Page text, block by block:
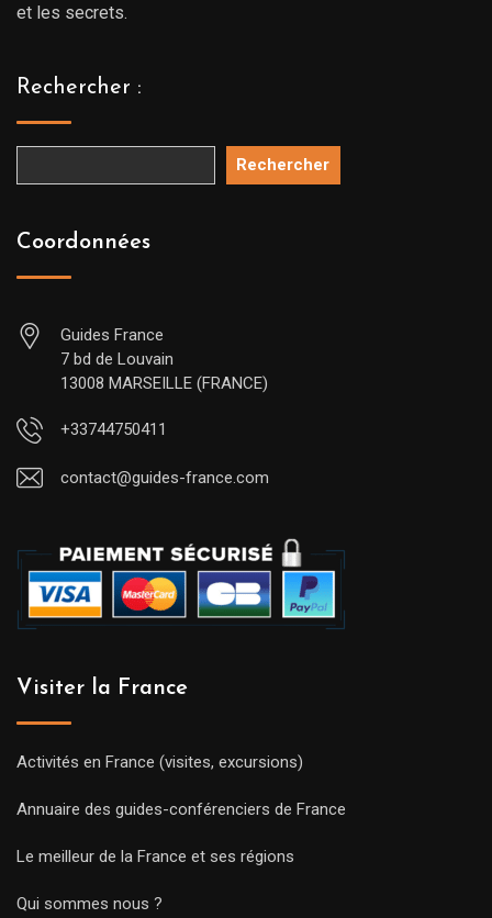
et les secrets.
Rechercher :
Rechercher
Coordonnées
Guides France
7 bd de Louvain
13008 MARSEILLE (FRANCE)
+33744750411
contact@guides-france.com
Visiter la France
Activités en France (visites, excursions)
Annuaire des guides-conférenciers de France
Le meilleur de la France et ses régions
Qui sommes nous ?